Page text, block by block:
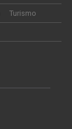
Turismo